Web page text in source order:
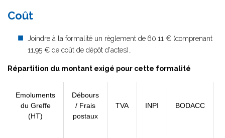
Coût
Joindre à la formalité un règlement de 60.11 € (comprenant
11,95 € de coût de dépôt d'actes)..
Répartition du montant exigé pour cette formalité
Emoluments
du Greffe
(HT)
Débours
/ Frais
postaux
TVA INPI BODACC